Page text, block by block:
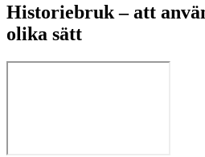
Historiebruk – att
olika sätt